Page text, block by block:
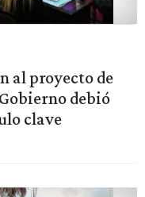
al proyecto de
debió
clave